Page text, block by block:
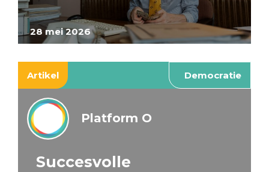
28 mei 2026
Artikel Democratie
Platform O
Succesvolle